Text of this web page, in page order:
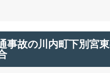
事故の川内町下別宮